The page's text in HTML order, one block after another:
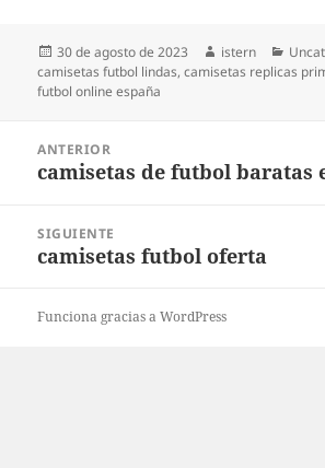
Publicado
el
30 de agosto de 2023 Autor
istern
camisetas futbol lindas,camisetas replicas
futbol online españa
entradas
ANTERIOR
Entrada
camisetas de futbol baratas
SIGUIENTE
Entrada
camisetas futbol oferta
Funciona gracias a WordPress